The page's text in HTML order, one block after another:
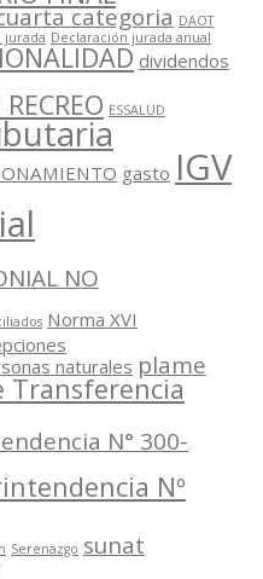
categoria DAOT
jurada Declaración jurada anual
dividendos
ESSALUD
gasto IGV
NO
Norma XVI
naturales plame
Transferencia
N° 300-
Nº
Serenazgo sunat